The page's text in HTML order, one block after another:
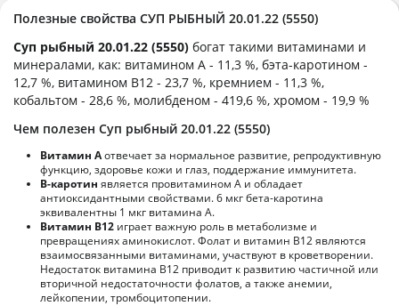
Полезные свойства СУП РЫБНЫЙ 20.01.22 (5550)
Суп рыбный 20.01.22 (5550) богат такими витаминами и
минералами, как: витамином А - 11,3 %, бэта-каротином -
12,7 %, витамином B12 - 23,7 %, кремнием - 11,3 %,
кобальтом - 28,6 %, молибденом - 419,6 %, хромом - 19,9 %
Чем полезен Суп рыбный 20.01.22 (5550)
Витамин Аотвечает за нормальное развитие, репродуктивную
функцию, здоровье кожи и глаз, поддержание иммунитета.
В-каротин является провитамином А и обладает
антиоксидантными свойствами. 6 мкг бета-каротина
эквивалентны 1 мкг витамина А.
Витамин В12 играет важную роль в метаболизме и
превращениях аминокислот. Фолат и витамин В12 являются
взаимосвязанными витаминами, участвуют в кроветворении.
Недостаток витамина В12 приводит к развитию частичной или
вторичной недостаточности фолатов, а также анемии,
лейкопении, тромбоцитопении.